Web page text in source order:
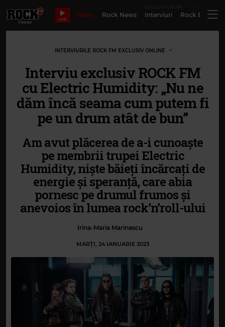
LIVE
Bilete Rock News Interviuri Rock
INTERVIURILE ROCK FM EXCLUSIV ONLINE
Interviu exclusiv ROCK FM
cu Electric Humidity: „Nu ne
dăm încă seama cum putem fi
pe un drum atât de bun”
Am avut plăcerea de a-i cunoaște
pe membrii trupei Electric
Humidity, niște băieți încărcați de
energie și speranță, care abia
pornesc pe drumul frumos și
anevoios în lumea rock’n’roll-ului
Irina-Maria Marinescu
MARȚI, 24 IANUARIE 2023